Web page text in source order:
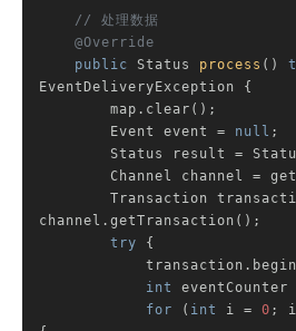
// 处理数据
@Override
public Status process ()
EventDeliveryException {
        Event event =
null ;
channel.getTransaction();
try {
int
eventCounter
for ( int i = 0 ; i